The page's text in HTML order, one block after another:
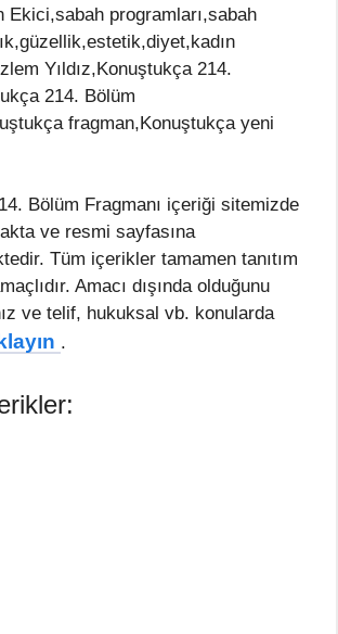
Ekici,sabah programları,sabah
Yıldız,Konuştukça 214.
214. Bölüm
fragman,Konuştukça yeni
Bölüm Fragmanı içeriği sitemizde
ve resmi sayfasına
Tüm içerikler tamamen tanıtım
Amacı dışında olduğunu
ve telif, hukuksal vb. konularda
.